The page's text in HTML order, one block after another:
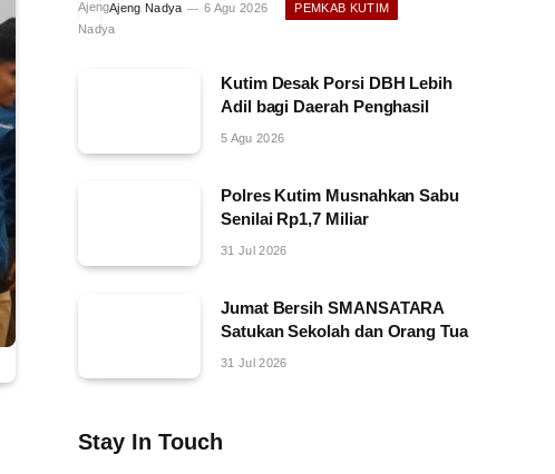
Ajeng Nadya 6 Agu 2026 PEMKAB KUTIM
Kutim Desak Porsi DBH Lebih
Adil bagi Daerah Penghasil
5 Agu 2026
Polres Kutim Musnahkan Sabu
Senilai Rp1,7 Miliar
31 Jul 2026
Jumat Bersih SMANSATARA
Satukan Sekolah dan Orang Tua
31 Jul 2026
Stay In Touch